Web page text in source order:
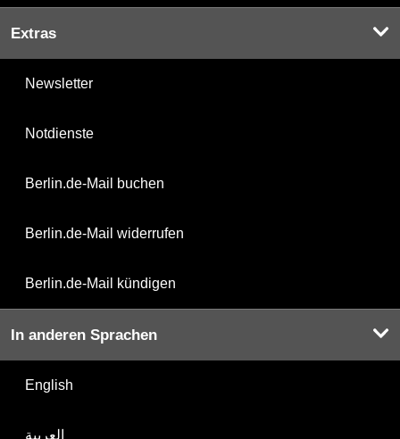
Extras
Newsletter
Notdienste
Berlin.de-Mail buchen
Berlin.de-Mail widerrufen
Berlin.de-Mail kündigen
In anderen Sprachen
English
العربية